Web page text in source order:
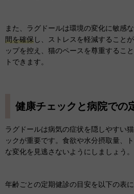
また、ラグドールは環境の変化に敏感な
間を確保し、ストレスを軽減すること
ップを控え、猫のペースを尊重するこ
トできます。
健康チェックと病院での
ラグドールは病気の症状を隠しやすい
ックが重要です。食欲や水分摂取量、
な変化を見逃さないようにしましょう。
年齢ごとの定期健診の目安を以下の表に